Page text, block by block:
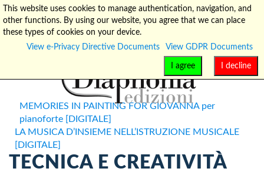
info@diaphonia.net +39-090-8931952
MEMORIES IN PAINTING FOR GIOVANNA per
pianoforte [DIGITALE]
LA MUSICA D’INSIEME NELL’ISTRUZIONE MUSICALE
[DIGITALE]
TECNICA E CREATIVITÀ
This website uses cookies to manage authentication, navigation, and
other functions. By using our website, you agree that we can place
these types of cookies on your device.
View e-Privacy Directive Documents
View GDPR Documents
I decline
I agree